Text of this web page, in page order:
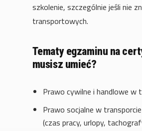
szkolenie, szczególnie jeśli nie
transportowych.
Tematy egzaminu na
musisz umieć?
Prawo cywilne i handlowe w
Prawo socjalne w
(czas pracy, urlopy,